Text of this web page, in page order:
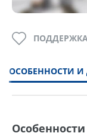
ОСОБЕННОСТИ